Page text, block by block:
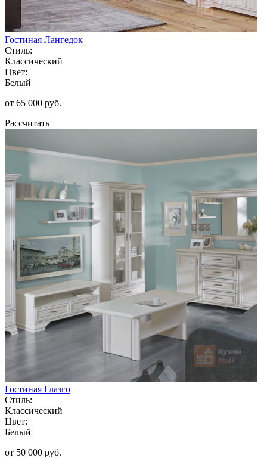
Гостиная Лангедок
Стиль:
Классический
Цвет:
Белый
от 65 000 руб.
Рассчитать
Гостиная Глазго
Стиль:
Классический
Цвет:
Белый
от 50 000 руб.